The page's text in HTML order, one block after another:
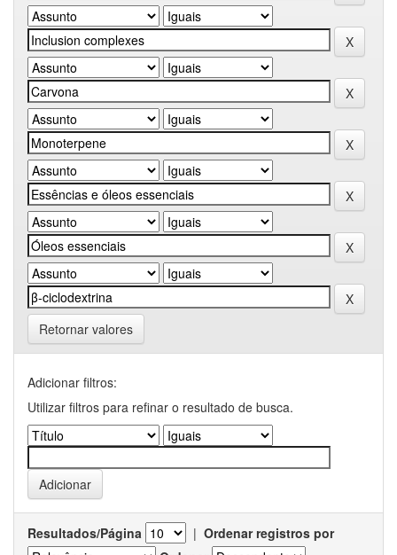
Retornar valores
Adicionar filtros:
Utilizar filtros para refinar o resultado de busca.
Resultados/Página | Ordenar registros por